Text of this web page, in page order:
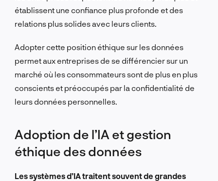
établissent une confiance plus profonde et des
relations plus solides avec leurs clients.
Adopter cette position éthique sur les données
permet aux entreprises de se différencier sur un
marché où les consommateurs sont de plus en plus
conscients et préoccupés par la confidentialité de
leurs données personnelles.
Adoption de l’IA et gestion
éthique des données
Les systèmes d’IA traitent souvent de grandes